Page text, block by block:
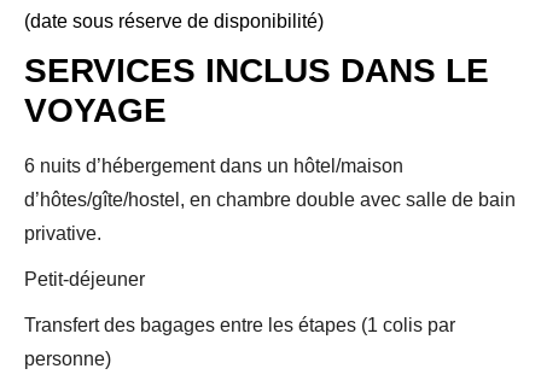
(date sous réserve de disponibilité)
SERVICES INCLUS DANS LE
VOYAGE
6 nuits d’hébergement dans un hôtel/maison
d’hôtes/gîte/hostel, en chambre double avec salle de bain
privative.
Petit-déjeuner
Transfert des bagages entre les étapes (1 colis par
personne)